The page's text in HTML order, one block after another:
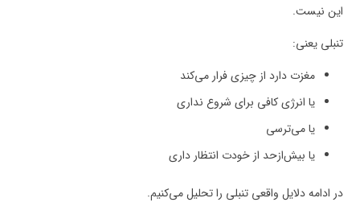
این نیست.
تنبلی یعنی:
مغزت دارد از چیزی فرار می‌کند
یا انرژی کافی برای شروع نداری
یا می‌ترسی
یا بیش‌ازحد از خودت انتظار داری
در ادامه دلایل واقعی تنبلی را تحلیل می‌کنیم.